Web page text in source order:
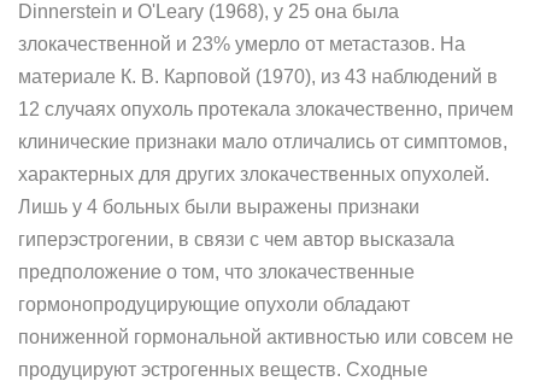
Dinnerstein и O'Leary (1968), у 25 она была
злокачественной и 23% умерло от метастазов. На
материале К. В. Карповой (1970), из 43 наблюдений в
12 случаях опухоль протекала злокачественно, причем
клинические признаки мало отличались от симптомов,
характерных для других злокачественных опухолей.
Лишь у 4 больных были выражены признаки
гиперэстрогении, в связи с чем автор высказала
предположение о том, что злокачественные
гормонопродуцирующие опухоли обладают
пониженной гормональной активностью или совсем не
продуцируют эстрогенных веществ. Сходные